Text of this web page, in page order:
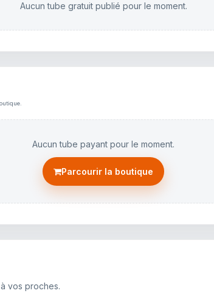
Aucun tube gratuit publié pour le moment.
Aucun tube payant pour le moment.
Parcourir la boutique
vos proches.